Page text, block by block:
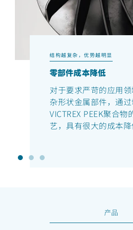
结构越复杂，优势越明显
零部件成本降低
对于要求严苛的应用
杂形状金属部件，通
VICTREX PEEK聚合物
艺，具有很大的成本降
产品